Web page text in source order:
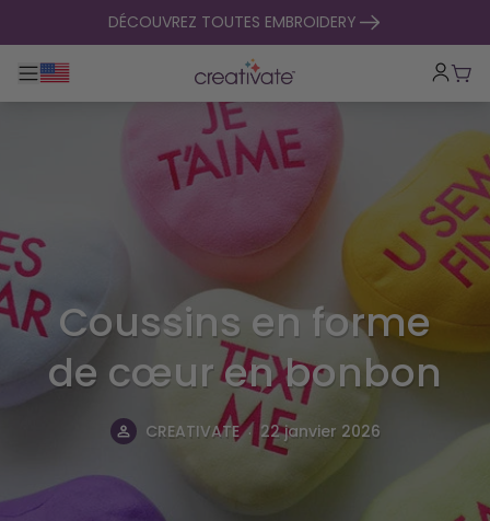
passer au contenuDÉCOUVREZ TOUTES EMBROIDERY
Basculer la navigation principale
Coussins en forme
de cœur en bonbon
CREATIVATE . 22 janvier 2026